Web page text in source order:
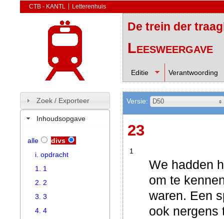
CTB - KANTL Letterenhuis
De trein der
Leesweergave
Editie Verantwoording
Versie: D50
23
1
We hadden
om te
waren. Een
ook nergens
Zoek / Exporteer
Inhoudsopgave
alle
divs
i. opdracht
1. 1
2. 2
3. 3
4. 4